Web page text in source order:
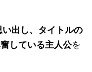
出し、タイトルの
している主人公を